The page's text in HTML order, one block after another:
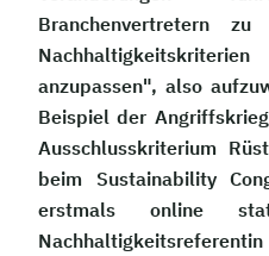
Branchenvertretern
anzupassen", also
Beispiel der
Ausschlusskriterium
beim Sustainability
erstmals online